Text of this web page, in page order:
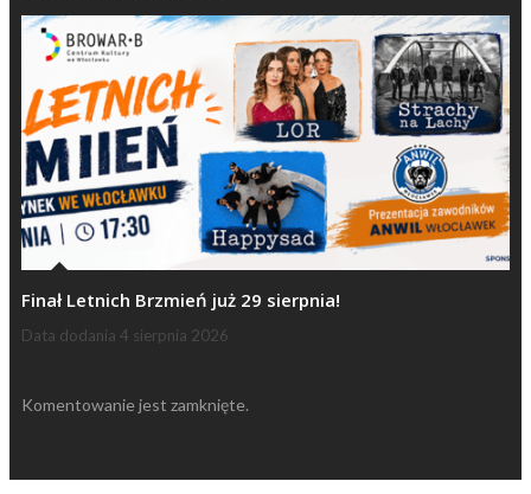
Finał Letnich Brzmień już 29 sierpnia!
Data dodania 4 sierpnia 2026
Komentowanie jest zamknięte.